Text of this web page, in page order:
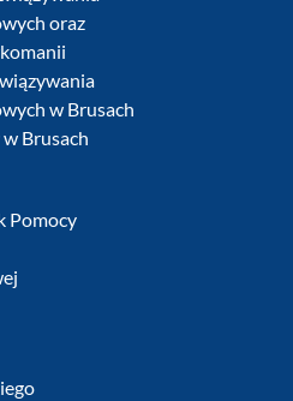
oraz
w Brusach
Brusach
Pomocy